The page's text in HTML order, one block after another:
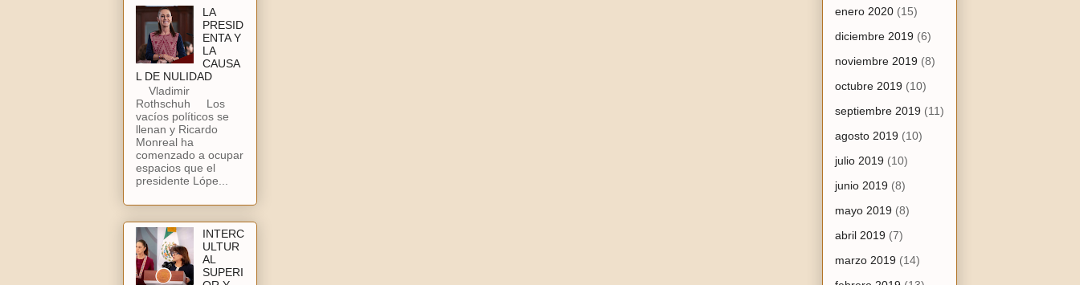
LA
PRESID
ENTA Y
LA
CAUSA
L DE NULIDAD
Vladimir
Rothschuh Los
vacíos políticos se
llenan y Ricardo
Monreal ha
comenzado a ocupar
espacios que el
presidente Lópe...
INTERC
ULTUR
AL
SUPERI
enero 2020 (15)
diciembre 2019 (6)
noviembre 2019 (8)
octubre 2019 (10)
septiembre 2019 (11)
agosto 2019 (10)
julio 2019 (10)
junio 2019 (8)
mayo 2019 (8)
abril 2019 (7)
marzo 2019 (14)